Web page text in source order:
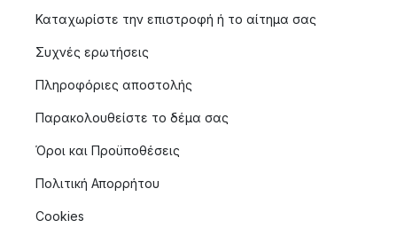
Καταχωρίστε την επιστροφή ή το αίτημα σας
Συχνές ερωτήσεις
Πληροφόριες αποστολής
Παρακολουθείστε το δέμα σας
Όροι και Προϋποθέσεις
Πολιτική Απορρήτου
Cookies